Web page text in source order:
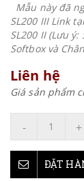
Mẫu này đã
SL200 III Link
SL200 II (Lưu
Softbox và
Liên hệ
Giá sản phẩm
- +
ĐẶT